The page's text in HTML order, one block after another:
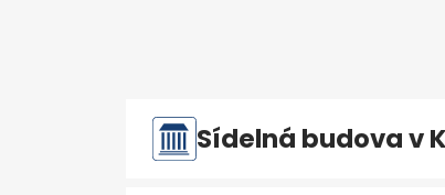
Sídelná budova v